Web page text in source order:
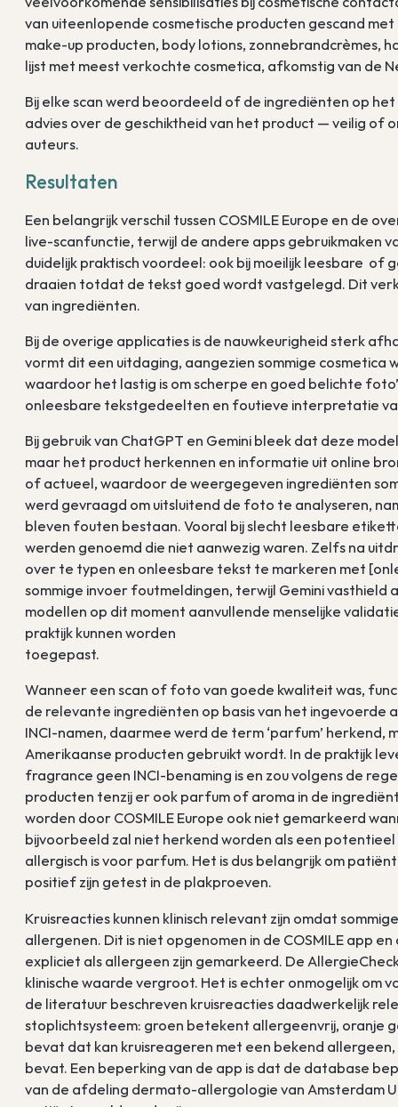
van uiteenlopende cosmetische producten gescand
make-up producten, body lotions, zonnebrandcrèmes,
lijst met meest verkochte cosmetica, afkomstig van de
Bij elke scan werd beoordeeld of de ingrediënten op
advies over de geschiktheid van het product — veilig of
auteurs.
Resultaten
Een belangrijk verschil tussen COSMILE Europe en de
live-scanfunctie, terwijl de andere apps gebruikmaken
duidelijk praktisch voordeel: ook bij moeilijk leesbare
draaien totdat de tekst goed wordt vastgelegd. Dit
van ingrediënten.
Bij de overige applicaties is de nauwkeurigheid sterk
vormt dit een uitdaging, aangezien sommige
waardoor het lastig is om scherpe en goed belichte
onleesbare tekstgedeelten en foutieve interpretatie
Bij gebruik van ChatGPT en Gemini bleek dat deze
maar het product herkennen en informatie uit online
of actueel, waardoor de weergegeven ingrediënten
werd gevraagd om uitsluitend de foto te analyseren,
bleven fouten bestaan. Vooral bij slecht leesbare
werden genoemd die niet aanwezig waren. Zelfs na
over te typen en onleesbare tekst te markeren met
sommige invoer foutmeldingen, terwijl Gemini
modellen op dit moment aanvullende menselijke
praktijk kunnen worden
toegepast.
Wanneer een scan of foto van goede kwaliteit was,
de relevante ingrediënten op basis van het ingevoerde
INCI-namen, daarmee werd de term ‘parfum’
Amerikaanse producten gebruikt wordt. In de praktijk
fragrance geen INCI-benaming is en zou volgens de
producten tenzij er ook parfum of aroma in de
worden door COSMILE Europe ook niet gemarkeerd
bijvoorbeeld zal niet herkend worden als een
allergisch is voor parfum. Het is dus belangrijk om
positief zijn getest in de plakproeven.
Kruisreacties kunnen klinisch relevant zijn omdat
allergenen. Dit is niet opgenomen in de COSMILE app
expliciet als allergeen zijn gemarkeerd. De
klinische waarde vergroot. Het is echter onmogelijk om
de literatuur beschreven kruisreacties daadwerkelijk
stoplichtsysteem: groen betekent allergeenvrij, oranje
bevat dat kan kruisreageren met een bekend
bevat. Een beperking van de app is dat de database
van de afdeling dermato-allergologie van Amsterdam